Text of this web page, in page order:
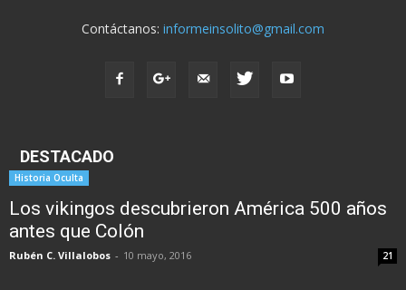
Contáctanos: informeinsolito@gmail.com
DESTACADO
Historia Oculta
Los vikingos descubrieron América 500 años
antes que Colón
Rubén C. Villalobos - 10 mayo, 2016 21